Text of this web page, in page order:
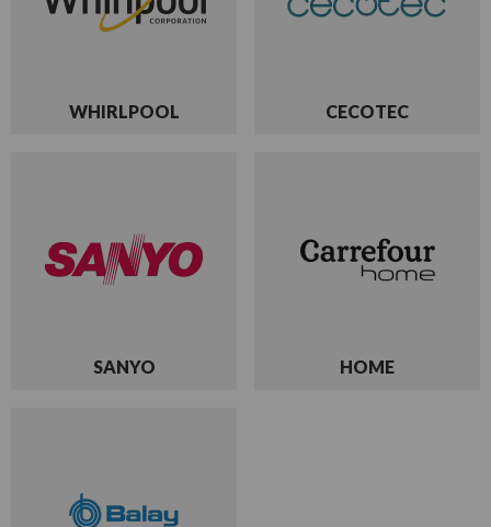
WHIRLPOOL CECOTEC
SANYO HOME